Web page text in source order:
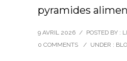
pyramides
9 AVRIL 2026 / POSTED BY :
0 COMMENTS
/ UNDER :